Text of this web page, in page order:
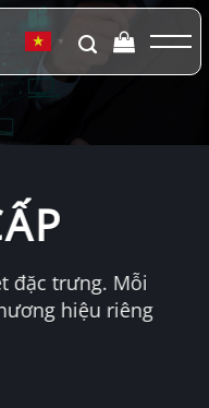
▼
đặc trưng. Mỗi
hiệu riêng